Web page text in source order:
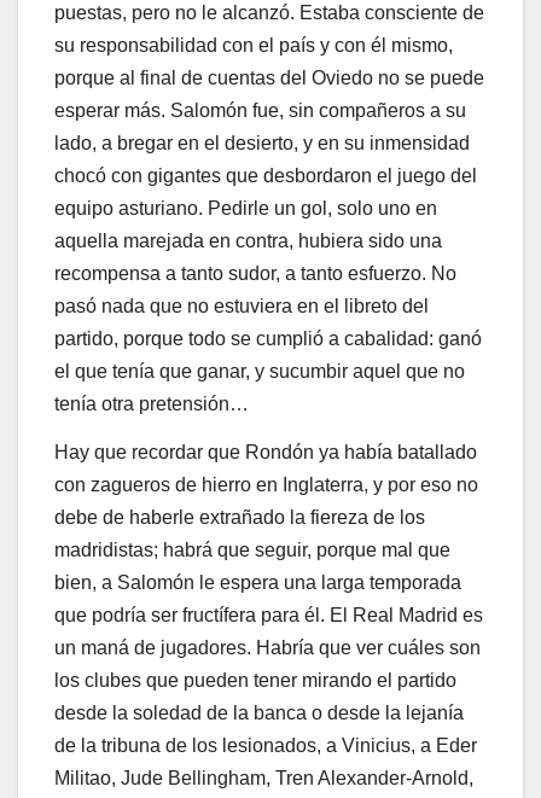
puestas, pero no le alcanzó. Estaba consciente de
su responsabilidad con el país y con él mismo,
porque al final de cuentas del Oviedo no se puede
esperar más. Salomón fue, sin compañeros a su
lado, a bregar en el desierto, y en su inmensidad
chocó con gigantes que desbordaron el juego del
equipo asturiano. Pedirle un gol, solo uno en
aquella marejada en contra, hubiera sido una
recompensa a tanto sudor, a tanto esfuerzo. No
pasó nada que no estuviera en el libreto del
partido, porque todo se cumplió a cabalidad: ganó
el que tenía que ganar, y sucumbir aquel que no
tenía otra pretensión…
Hay que recordar que Rondón ya había batallado
con zagueros de hierro en Inglaterra, y por eso no
debe de haberle extrañado la fiereza de los
madridistas; habrá que seguir, porque mal que
bien, a Salomón le espera una larga temporada
que podría ser fructífera para él. El Real Madrid es
un maná de jugadores. Habría que ver cuáles son
los clubes que pueden tener mirando el partido
desde la soledad de la banca o desde la lejanía
de la tribuna de los lesionados, a Vinicius, a Eder
Militao, Jude Bellingham, Tren Alexander-Arnold,